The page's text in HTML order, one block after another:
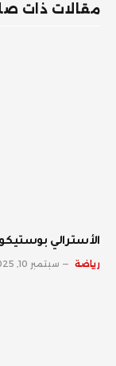
مقالات ذات
الأسترالي
رياضة سبتمبر 10, 2025